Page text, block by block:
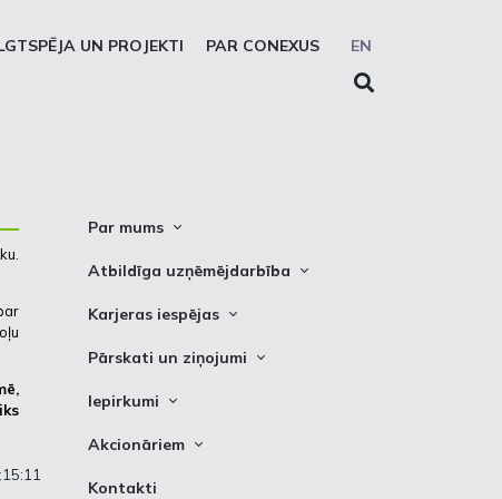
EN
UN PROJEKTI PAR CONEXUS
Par mums
Conexus vizītkarte
Akcionāru struktūra
Struktūra
Padome
Atbildīga uzņēmējdarbība
Cel trauksmi
Karjeras iespējas
Vakances
Pārskati un ziņojumi
Attīstības plāni
Iepirkumi
Iepirkumi
Akcionāriem
Informācija
Kontakti